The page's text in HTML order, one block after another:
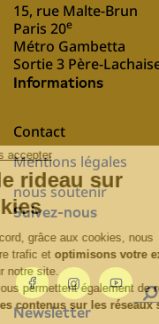
15, rue Malte-Brun
Paris 20e
Métro Gambetta
Sortie 3 Père-
Informations
Contact
Mentions légales
nous soutenir
Suivez-nous
Newsletter